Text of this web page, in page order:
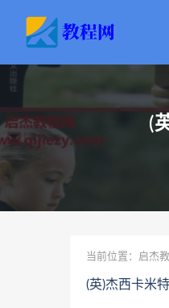
(
当前位置： 启杰
(英)杰西卡米